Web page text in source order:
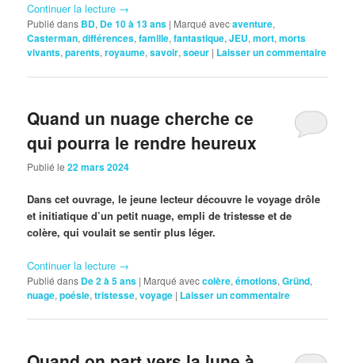
Continuer la lecture →
Publié dans BD, De 10 à 13 ans | Marqué avecaventure,
Casterman,différences,famille,fantastique,JEU,mort,morts
vivants,parents,royaume,savoir,soeur | Laisser un commentaire
Quand un nuage cherche ce
qui pourra le rendre heureux
Publié le22 mars 2024
Dans cet ouvrage, le jeune lecteur découvre le voyage drôle
et initiatique d’un petit nuage, empli de tristesse et de
colère, qui voulait se sentir plus léger.
Continuer la lecture →
Publié dans De 2 à 5 ans | Marqué aveccolère,émotions,Gründ,
nuage,poésie,tristesse,voyage | Laisser un commentaire